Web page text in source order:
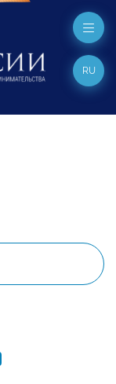
RU